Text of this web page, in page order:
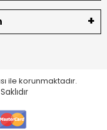
ile korunmaktadır.